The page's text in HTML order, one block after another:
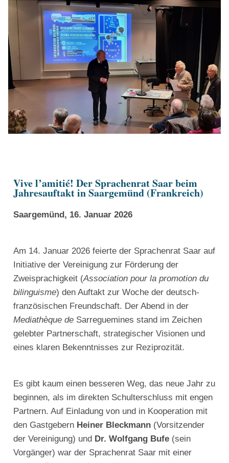
Vive l’amitié! Der Sprachenrat Saar beim
Jahresauftakt in Saargemünd (Frankreich)
Saargemünd, 16. Januar 2026
Am 14. Januar 2026 feierte der Sprachenrat Saar auf
Initiative der Vereinigung zur Förderung der
Zweisprachigkeit (Association pour la promotion du
bilinguisme) den Auftakt zur Woche der deutsch-
französischen Freundschaft. Der Abend in der
Mediathèque de Sarreguemines stand im Zeichen
gelebter Partnerschaft, strategischer Visionen und
eines klaren Bekenntnisses zur Reziprozität.
Es gibt kaum einen besseren Weg, das neue Jahr zu
beginnen, als im direkten Schulterschluss mit engen
Partnern. Auf Einladung von und in Kooperation mit
den Gastgebern Heiner Bleckmann (Vorsitzender
der Vereinigung) und Dr. Wolfgang Bufe (sein
Vorgänger) war der Sprachenrat Saar mit einer